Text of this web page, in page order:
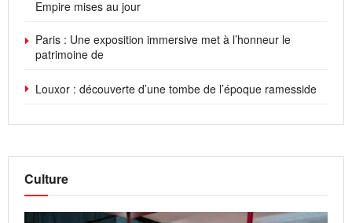
Empire mises au jour
Paris : Une exposition immersive met à l’honneur le
patrimoine de
Louxor : découverte d’une tombe de l’époque ramesside
Culture